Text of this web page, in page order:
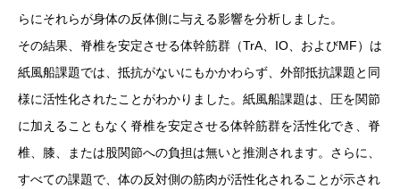
らにそれらが身体の反体側に与える影響を分析しました。
その結果、脊椎を安定させる体幹筋群（TrA、IO、およびMF）は
紙風船課題では、抵抗がないにもかかわらず、外部抵抗課題と同
様に活性化されたことがわかりました。紙風船課題は、圧を関節
に加えることもなく脊椎を安定させる体幹筋群を活性化でき、脊
椎、膝、または股関節への負担は無いと推測されます。さらに、
すべての課題で、体の反対側の筋肉が活性化されることが示され